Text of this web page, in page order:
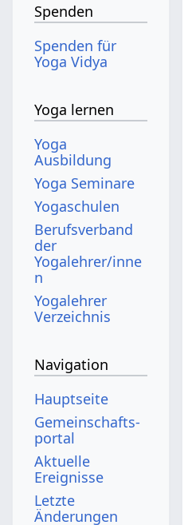
Spenden
Spenden für
Yoga Vidya
Yoga lernen
Yoga
Ausbildung
Yoga Seminare
Yogaschulen
Berufsverband
der
Yogalehrer/inne
n
Yogalehrer
Verzeichnis
Navigation
Hauptseite
Gemeinschafts­
portal
Aktuelle
Ereignisse
Letzte
Änderungen